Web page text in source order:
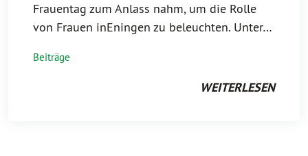
Frauentag zum Anlass nahm, um die Rolle
von Frauen inEningen zu beleuchten. Unter…
Beiträge
WEITERLESEN